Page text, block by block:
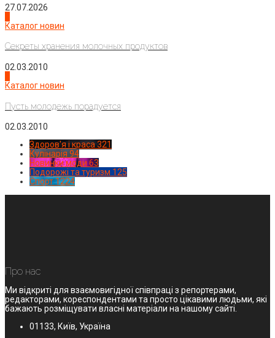
27.07.2026
Каталог новин
Секреты хранения молочных продуктов
02.03.2010
Каталог новин
Пусть молодежь порадуется
02.03.2010
Здоров'я і краса 321
Кулінарія 94
Новинки моди 63
Подорожі та туризм 125
Спорт1224
Про нас
Ми відкриті для взаємовигідної співпраці з репортерами,
редакторами, кореспондентами та просто цікавими людьми, які
бажають розміщувати власні матеріали на нашому сайті.
01133, Київ, Україна